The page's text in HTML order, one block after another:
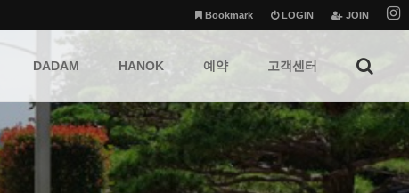
JOIN
LOGIN
Bookmark
DADAM HANOK 예약 고객센터